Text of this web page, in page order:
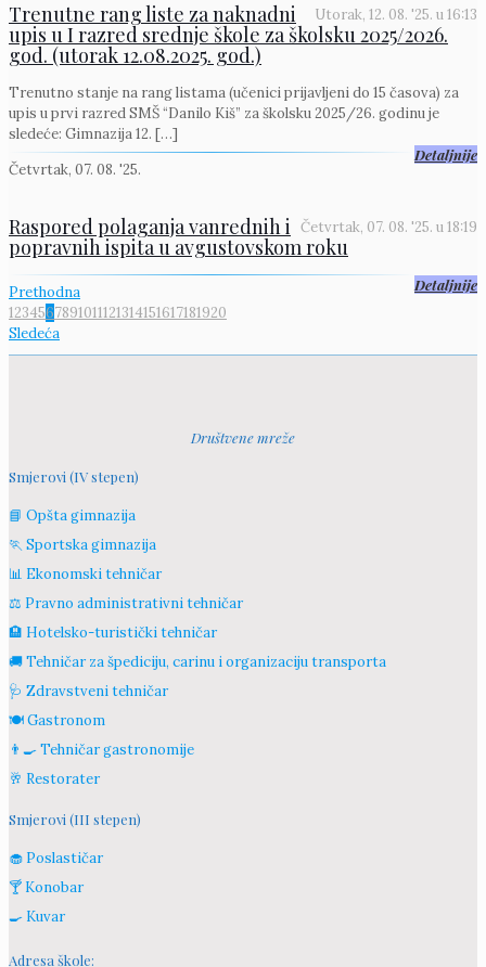
Utorak, 12. 08. '25. u16:13
Trenutne rang liste za naknadni
upis u I razred srednje škole za školsku 2025/2026.
god. (utorak 12.08.2025. god.)
Trenutno stanje na rang listama (učenici prijavljeni do 15 časova) za
upis u prvi razred SMŠ “Danilo Kiš” za školsku 2025/26. godinu je
sledeće: Gimnazija 12. […]
Detaljnije
Četvrtak, 07. 08. '25.
Četvrtak, 07. 08. '25. u18:19
Raspored polaganja vanrednih i
popravnih ispita u avgustovskom roku
Detaljnije
Prethodna
1234567891011121314151617181920
Sledeća
Društvene mreže
Smjerovi (IV stepen)
📘 Opšta gimnazija
🏃 Sportska gimnazija
📊 Ekonomski tehničar
⚖️ Pravno administrativni tehničar
🏨 Hotelsko-turistički tehničar
🚚 Tehničar za špediciju, carinu i organizaciju transporta
🩺 Zdravstveni tehničar
🍽️ Gastronom
👨‍🍳 Tehničar gastronomije
🥂 Restorater
Smjerovi (III stepen)
🧁 Poslastičar
🍸 Konobar
🍳 Kuvar
Adresa škole: